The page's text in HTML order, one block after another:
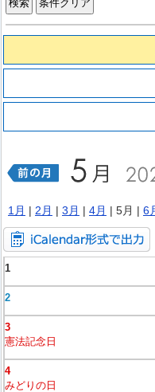
1月 | 2月 | 3月 | 4月 | 5月 | 6
1
2
3
憲法記念日
4
みどりの日